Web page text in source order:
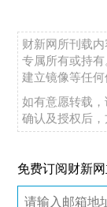
财新网所刊载
专属所有或持
建立镜像等任何
如有意愿转载
确认及授权后，
免费订阅财新